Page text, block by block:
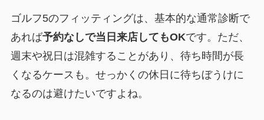
ゴルフ5のフィッティングは、基本的な通常診断で
あれば予約なしで当日来店してもOKです。ただ、
週末や祝日は混雑することがあり、待ち時間が長
くなるケースも。せっかくの休日に待ちぼうけに
なるのは避けたいですよね。